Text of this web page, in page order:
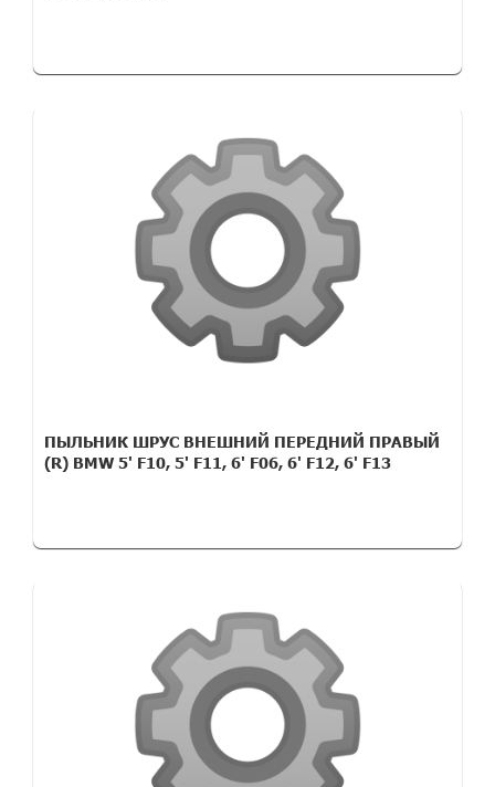
ПЫЛЬНИК ШРУС ВНЕШНИЙ ПЕРЕДНИЙ ПРАВЫЙ
(R) BMW 5' F10, 5' F11, 6' F06, 6' F12, 6' F13